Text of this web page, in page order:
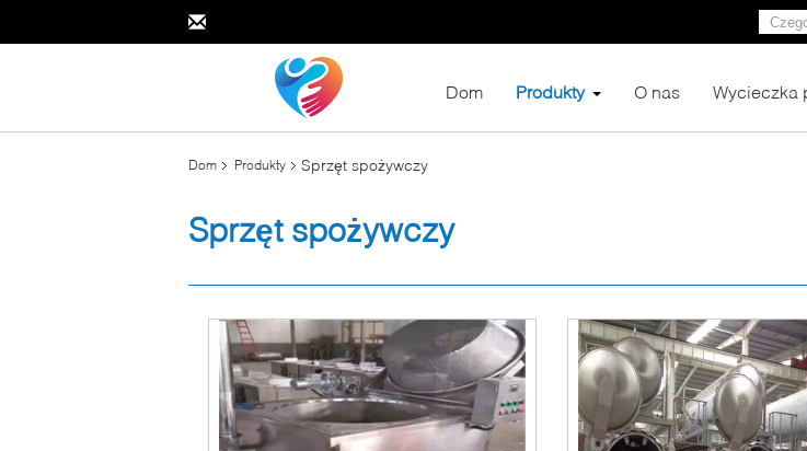
Dom Produkty O nas Wycieczka
Dom Produkty Sprzęt spożywczy
Sprzęt spożywczy